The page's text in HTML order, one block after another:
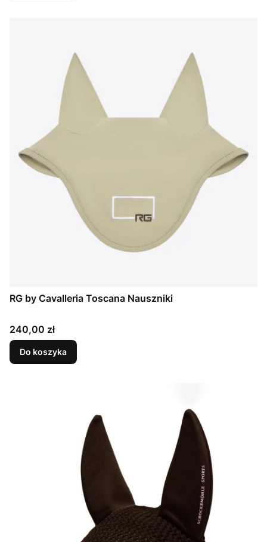
RG by Cavalleria Toscana Nauszniki
Cena
240,00 zł
Do koszyka